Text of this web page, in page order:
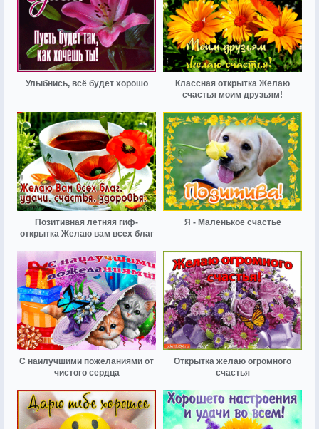
Улыбнись, всё будет хорошо
Классная открытка Желаю
счастья моим друзьям!
Позитивная летняя гиф-
открытка Желаю вам всех благ
Я - Маленькое счастье
С наилучшими пожеланиями от
чистого сердца
Открытка желаю огромного
счастья